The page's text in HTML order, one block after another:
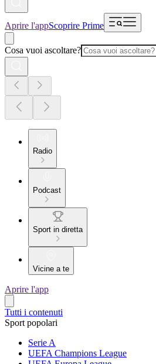
Aprire l'appScoprire Prime
Cosa vuoi ascoltare?
Radio
Podcast
Sport in diretta
Vicine a te
Aprire l'app
Tutti i contenuti
Sport popolari
Serie A
UEFA Champions League